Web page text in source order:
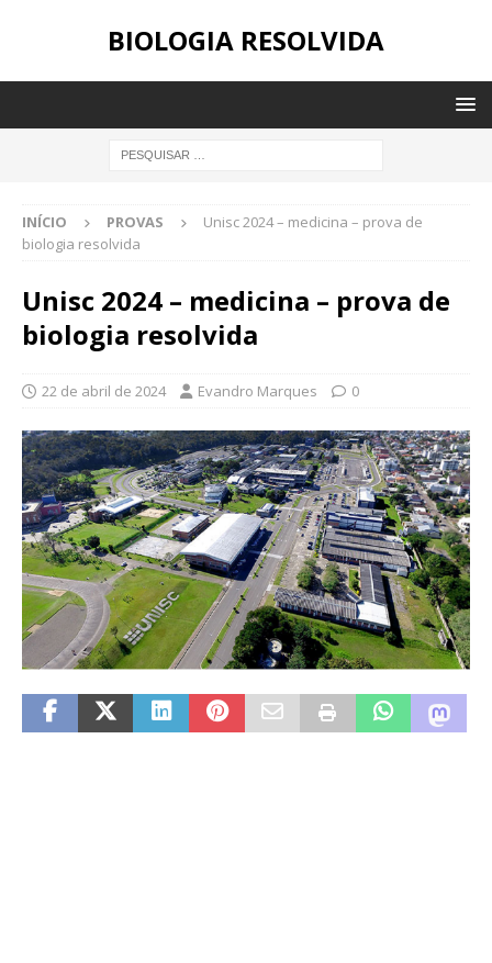
BIOLOGIA RESOLVIDA
INÍCIO PROVAS
Unisc 2024 – medicina – prova de
biologia resolvida
Unisc 2024 – medicina – prova de
biologia resolvida
22 de abril de 2024 Evandro Marques 0